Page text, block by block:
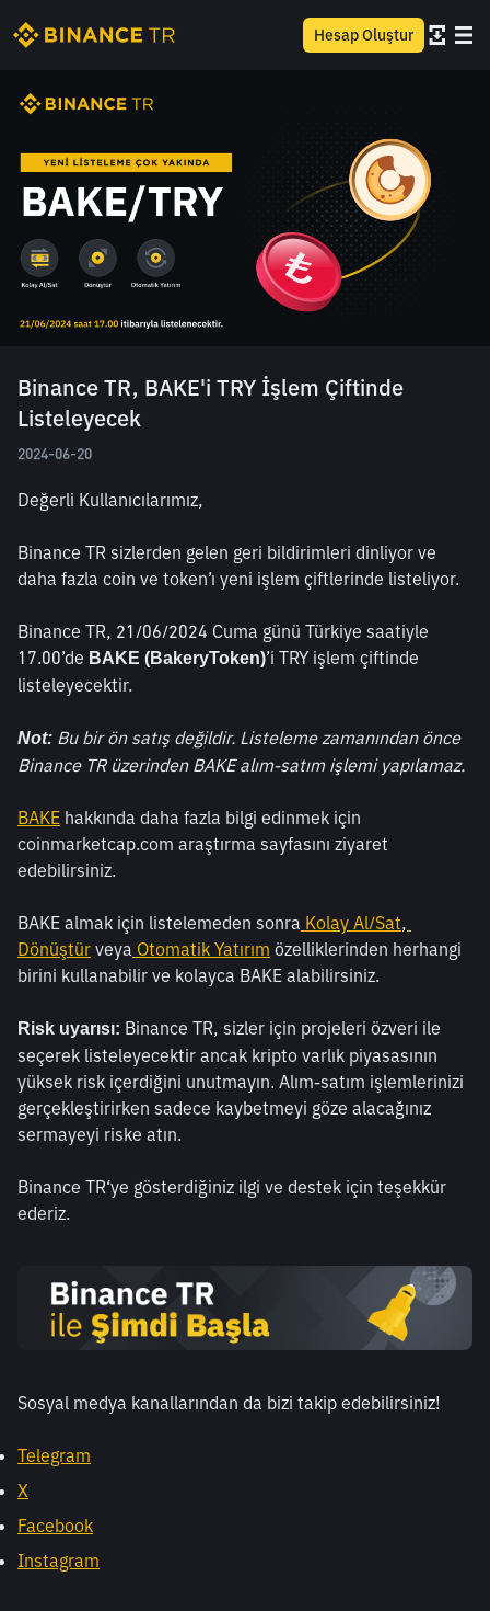
Hesap Oluştur
Binance TR, BAKE'i TRY İşlem Çiftinde
Listeleyecek
2024-06-20
Değerli Kullanıcılarımız,
Binance TR sizlerden gelen geri bildirimleri dinliyor ve
daha fazla coin ve token’ı yeni işlem çiftlerinde listeliyor.
Binance TR, 21/06/2024 Cuma günü Türkiye saatiyle
17.00’de BAKE (BakeryToken)’i TRY işlem çiftinde
listeleyecektir.
Not: Bu bir ön satış değildir. Listeleme zamanından önce
Binance TR üzerinden BAKE alım-satım işlemi yapılamaz.
BAKE hakkında daha fazla bilgi edinmek için
coinmarketcap.com araştırma sayfasını ziyaret
edebilirsiniz.
BAKE almak için listelemeden sonra Kolay Al/Sat,
Dönüştür veya Otomatik Yatırım özelliklerinden herhangi
birini kullanabilir ve kolayca BAKE alabilirsiniz.
Risk uyarısı: Binance TR, sizler için projeleri özveri ile
seçerek listeleyecektir ancak kripto varlık piyasasının
yüksek risk içerdiğini unutmayın. Alım-satım işlemlerinizi
gerçekleştirirken sadece kaybetmeyi göze alacağınız
sermayeyi riske atın.
Binance TR‘ye gösterdiğiniz ilgi ve destek için teşekkür
ederiz.
Sosyal medya kanallarından da bizi takip edebilirsiniz!
Telegram
X
Facebook
Instagram